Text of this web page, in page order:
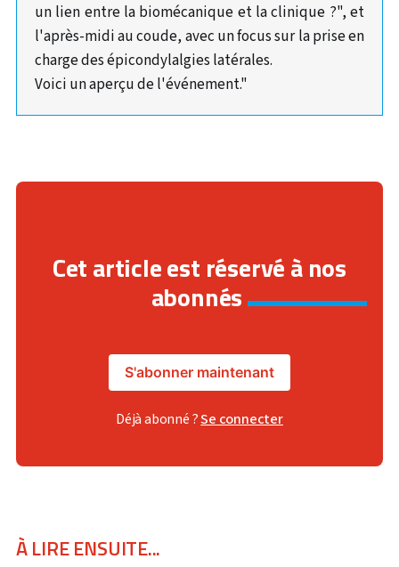
un lien entre la biomécanique et la clinique ?", et
l'après-midi au coude, avec un focus sur la prise en
charge des épicondylalgies latérales.
Voici un aperçu de l'événement."
Cet article est réservé à nos
abonnés
S'abonner maintenant
Déjà abonné ?Se connecter
À LIRE ENSUITE...